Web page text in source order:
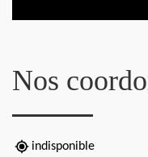
Nos
indisponible